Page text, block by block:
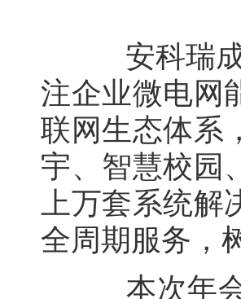
安科瑞成
注企业微电网
联网生态体系
宇、智慧校园
上万套系统
全周期服务，
本次年会